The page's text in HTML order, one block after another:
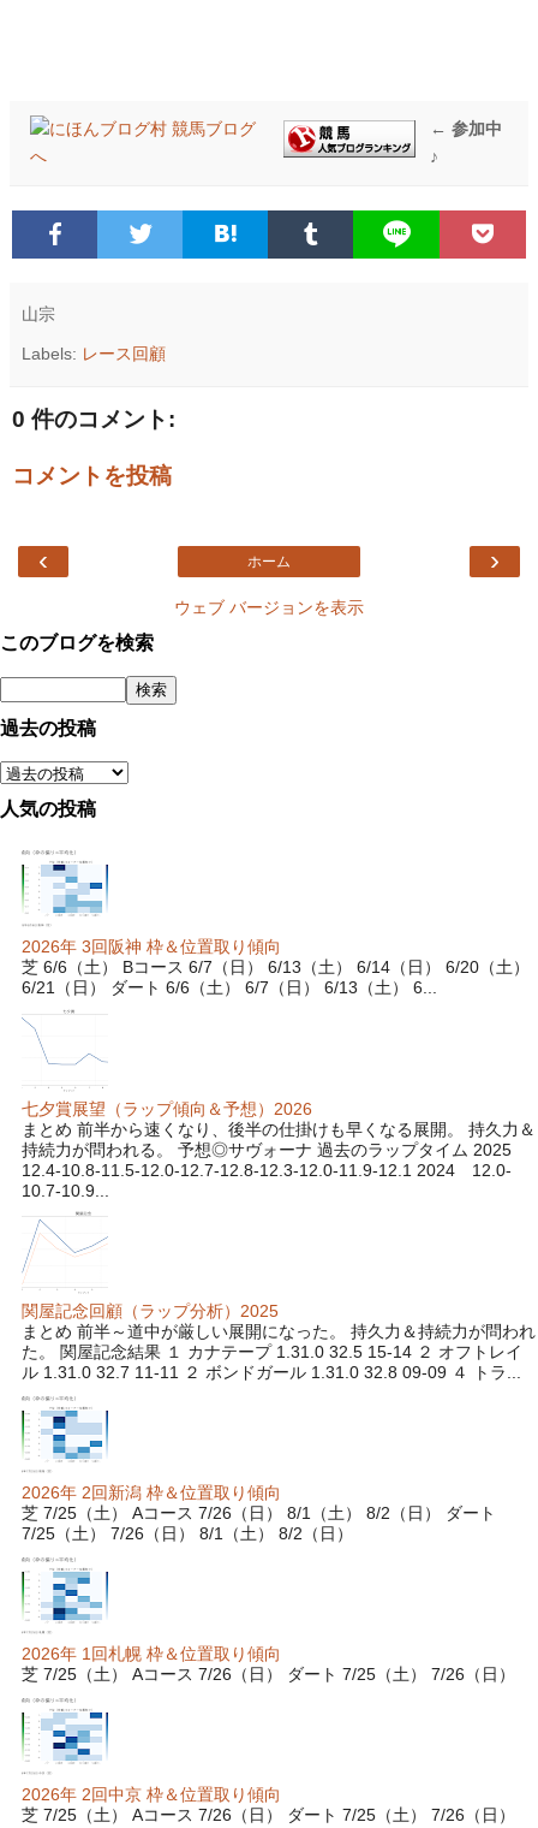
← 参加中
♪
山宗
Labels: レース回顧
0 件のコメント:
コメントを投稿
‹ ›
ホーム
ウェブ バージョンを表示
このブログを検索
過去の投稿
人気の投稿
2026年 3回阪神 枠＆位置取り傾向
芝 6/6（土） Bコース 6/7（日） 6/13（土） 6/14（日） 6/20（土）
6/21（日） ダート 6/6（土） 6/7（日） 6/13（土） 6...
七夕賞展望（ラップ傾向＆予想）2026
まとめ 前半から速くなり、後半の仕掛けも早くなる展開。 持久力＆
持続力が問われる。 予想◎サヴォーナ 過去のラップタイム 2025
12.4-10.8-11.5-12.0-12.7-12.8-12.3-12.0-11.9-12.1 2024 12.0-
10.7-10.9...
関屋記念回顧（ラップ分析）2025
まとめ 前半～道中が厳しい展開になった。 持久力＆持続力が問われ
た。 関屋記念結果 １ カナテープ 1.31.0 32.5 15-14 ２ オフトレイ
ル 1.31.0 32.7 11-11 ２ ボンドガール 1.31.0 32.8 09-09 ４ トラ...
2026年 2回新潟 枠＆位置取り傾向
芝 7/25（土） Aコース 7/26（日） 8/1（土） 8/2（日） ダート
7/25（土） 7/26（日） 8/1（土） 8/2（日）
2026年 1回札幌 枠＆位置取り傾向
芝 7/25（土） Aコース 7/26（日） ダート 7/25（土） 7/26（日）
2026年 2回中京 枠＆位置取り傾向
芝 7/25（土） Aコース 7/26（日） ダート 7/25（土） 7/26（日）